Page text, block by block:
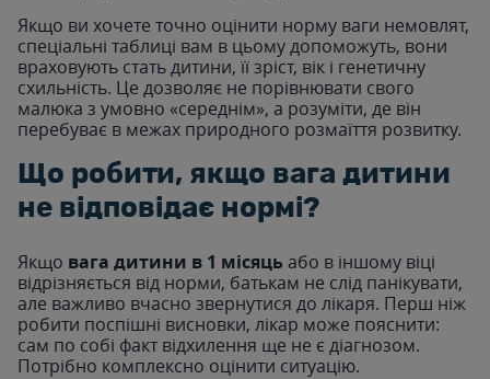
Якщо ви хочете точно оцінити норму ваги немовлят,
спеціальні таблиці вам в цьому допоможуть, вони
враховують стать дитини, її зріст, вік і генетичну
схильність. Це дозволяє не порівнювати свого
малюка з умовно «середнім», а розуміти, де він
перебуває в межах природного розмаїття розвитку.
Що робити, якщо вага дитини
не відповідає нормі?
Якщо вага дитини в 1 місяць або в іншому віці
відрізняється від норми, батькам не слід панікувати,
але важливо вчасно звернутися до лікаря. Перш ніж
робити поспішні висновки, лікар може пояснити:
сам по собі факт відхилення ще не є діагнозом.
Потрібно комплексно оцінити ситуацію.